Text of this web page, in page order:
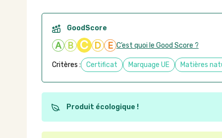
GoodScore
A B C D E C’est quoi le Good Score ?
Critères : Certificat Marquage UE Matières
Produit écologique !
Ce produit est éco-conçu, il a été fabriqué à partir
recyclables. Ces produits peuvent plus facilement